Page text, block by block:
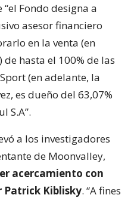
Fondo designa a
asesor financiero
en la venta (en
de hasta el 100% de las
(en adelante, la
es dueño del 63,07%
S.A”.
a los investigadores
de Moonvalley,
acercamiento con
Patrick Kiblisky. “A fines